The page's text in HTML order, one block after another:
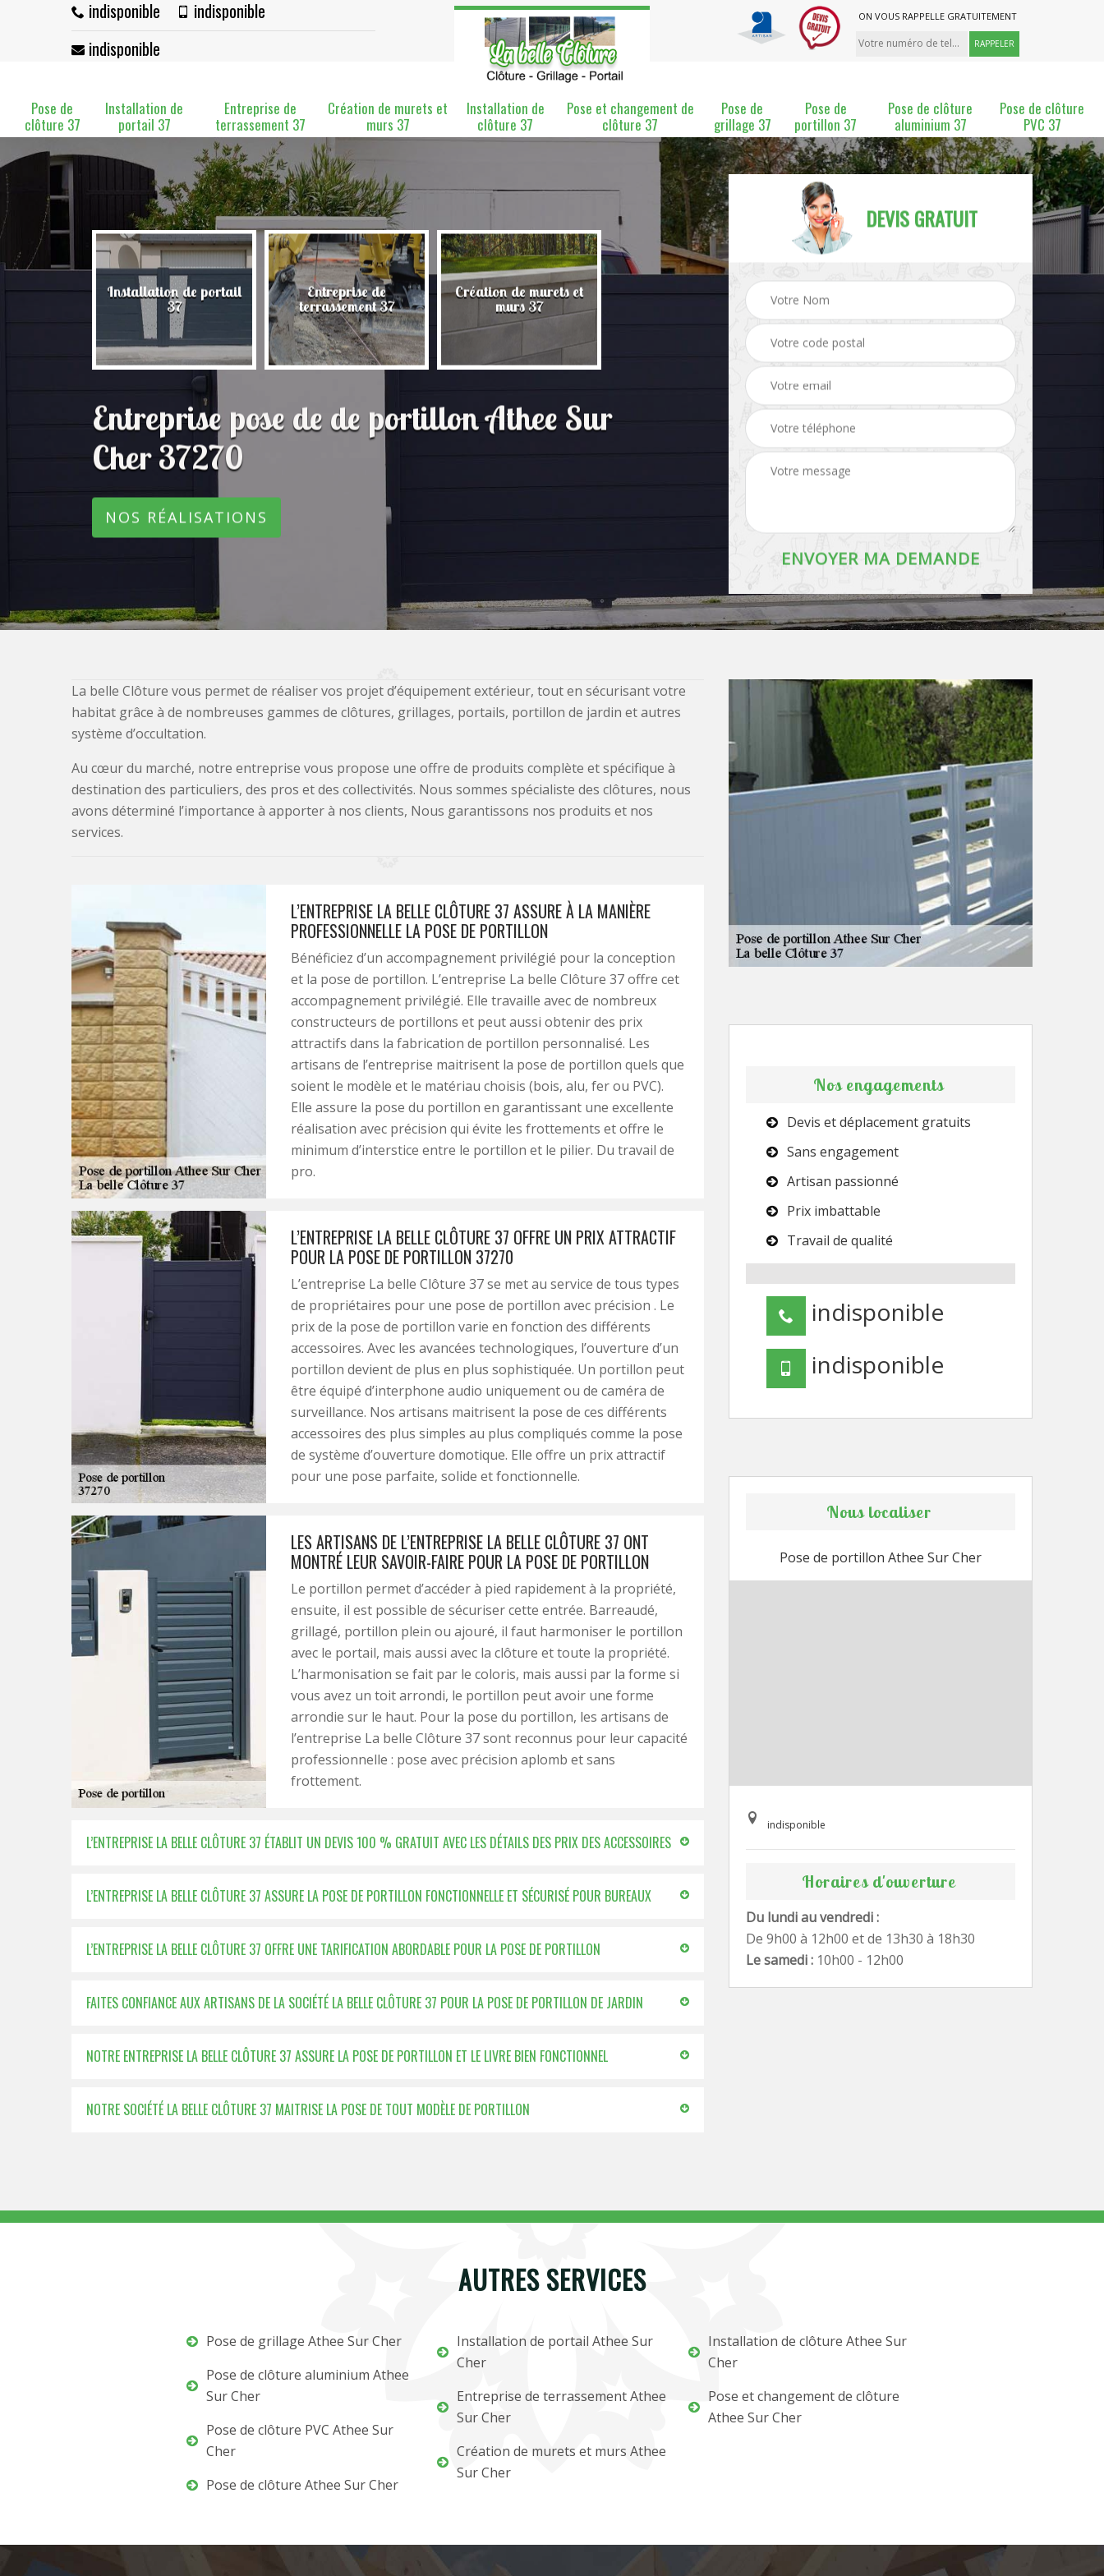
indisponible
indisponible
indisponible
ON VOUS RAPPELLE GRATUITEMENT
Pose de
clôture 37
Installation de
portail 37
Entreprise de
terrassement 37
Création de murets et
murs 37
Installation de
clôture 37
Pose et changement de
clôture 37
Pose de
grillage 37
Pose de
portillon 37
Pose de clôture
aluminium 37
Pose de clôture
PVC 37
Installation de portail
37
Entreprise de
terrassement 37
Création de murets et
murs 37
Installation de clôture Pose et changement de Pose de grillage 37
Entreprise pose de de portillon Athee Sur
Cher 37270
NOS RÉALISATIONS
DEVIS GRATUIT
La belle Clôture vous permet de réaliser vos projet d’équipement extérieur, tout en sécurisant votre
habitat grâce à de nombreuses gammes de clôtures, grillages, portails, portillon de jardin et autres
système d’occultation.
Au cœur du marché, notre entreprise vous propose une offre de produits complète et spécifique à
destination des particuliers, des pros et des collectivités. Nous sommes spécialiste des clôtures, nous
avons déterminé l’importance à apporter à nos clients, Nous garantissons nos produits et nos
services.
L’ENTREPRISE LA BELLE CLÔTURE 37 ASSURE À LA MANIÈRE
PROFESSIONNELLE LA POSE DE PORTILLON
Bénéficiez d’un accompagnement privilégié pour la conception
et la pose de portillon. L’entreprise La belle Clôture 37 offre cet
accompagnement privilégié. Elle travaille avec de nombreux
constructeurs de portillons et peut aussi obtenir des prix
attractifs dans la fabrication de portillon personnalisé. Les
artisans de l’entreprise maitrisent la pose de portillon quels que
soient le modèle et le matériau choisis (bois, alu, fer ou PVC).
Elle assure la pose du portillon en garantissant une excellente
réalisation avec précision qui évite les frottements et offre le
minimum d’interstice entre le portillon et le pilier. Du travail de
pro.
L’ENTREPRISE LA BELLE CLÔTURE 37 OFFRE UN PRIX ATTRACTIF
POUR LA POSE DE PORTILLON 37270
L’entreprise La belle Clôture 37 se met au service de tous types
de propriétaires pour une pose de portillon avec précision . Le
prix de la pose de portillon varie en fonction des différents
accessoires. Avec les avancées technologiques, l’ouverture d’un
portillon devient de plus en plus sophistiquée. Un portillon peut
être équipé d’interphone audio uniquement ou de caméra de
surveillance. Nos artisans maitrisent la pose de ces différents
accessoires des plus simples au plus compliqués comme la pose
de système d’ouverture domotique. Elle offre un prix attractif
pour une pose parfaite, solide et fonctionnelle.
LES ARTISANS DE L’ENTREPRISE LA BELLE CLÔTURE 37 ONT
MONTRÉ LEUR SAVOIR-FAIRE POUR LA POSE DE PORTILLON
Le portillon permet d’accéder à pied rapidement à la propriété,
ensuite, il est possible de sécuriser cette entrée. Barreaudé,
grillagé, portillon plein ou ajouré, il faut harmoniser le portillon
avec le portail, mais aussi avec la clôture et toute la propriété.
L’harmonisation se fait par le coloris, mais aussi par la forme si
vous avez un toit arrondi, le portillon peut avoir une forme
arrondie sur le haut. Pour la pose du portillon, les artisans de
l’entreprise La belle Clôture 37 sont reconnus pour leur capacité
professionnelle : pose avec précision aplomb et sans
frottement.
L’ENTREPRISE LA BELLE CLÔTURE 37 ÉTABLIT UN DEVIS 100 % GRATUIT AVEC LES DÉTAILS DES PRIX DES ACCESSOIRES
L’ENTREPRISE LA BELLE CLÔTURE 37 ASSURE LA POSE DE PORTILLON FONCTIONNELLE ET SÉCURISÉ POUR BUREAUX
L’ENTREPRISE LA BELLE CLÔTURE 37 OFFRE UNE TARIFICATION ABORDABLE POUR LA POSE DE PORTILLON
FAITES CONFIANCE AUX ARTISANS DE LA SOCIÉTÉ LA BELLE CLÔTURE 37 POUR LA POSE DE PORTILLON DE JARDIN
NOTRE ENTREPRISE LA BELLE CLÔTURE 37 ASSURE LA POSE DE PORTILLON ET LE LIVRE BIEN FONCTIONNEL
NOTRE SOCIÉTÉ LA BELLE CLÔTURE 37 MAITRISE LA POSE DE TOUT MODÈLE DE PORTILLON
Nos engagements
Devis et déplacement gratuits
Sans engagement
Artisan passionné
Prix imbattable
Travail de qualité
indisponible
indisponible
Nous localiser
Pose de portillon Athee Sur Cher
indisponible
Horaires d'ouverture
Du lundi au vendredi :
De 9h00 à 12h00 et de 13h30 à 18h30
Le samedi : 10h00 - 12h00
AUTRES SERVICES
Pose de grillage Athee Sur Cher
Pose de clôture aluminium Athee
Sur Cher
Pose de clôture PVC Athee Sur
Cher
Pose de clôture Athee Sur Cher
Installation de portail Athee Sur
Cher
Entreprise de terrassement Athee
Sur Cher
Création de murets et murs Athee
Sur Cher
Installation de clôture Athee Sur
Cher
Pose et changement de clôture
Athee Sur Cher